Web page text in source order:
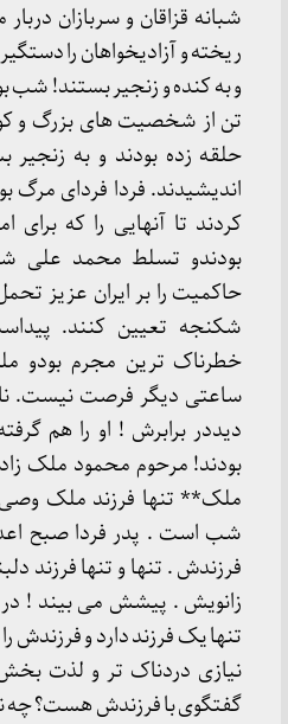
شبانه قزاقان و سربازان
ریخته و آزادیخواهان را
و به کنده و زنجیر بستند! شب
تن از شخصیت های بزرگ و
حلقه زده بودند و به زنجیر
اندیشیدند. فردا فردای
کردند تا آنهایی را که
بودندو تسلط محمد علی
حاکمیت را بر ایران عزیز
شکنجه تعیین کنند.
خطرناک ترین مجرم بودو
ساعتی دیگر فرصت نیست.
دیددر برابرش ! او را هم
بودند! مرحوم محمود ملک
ملک** تنها فرزند ملک
شب است . پدر فردا صبح
فرزندش . تنها و تنها فرزند
زانویش . پیشش می بیند !
تنها یک فرزند دارد و فرزندش
نیازی دردناک تر و لذت بخش
گفتگوی با فرزندش هست؟ چه